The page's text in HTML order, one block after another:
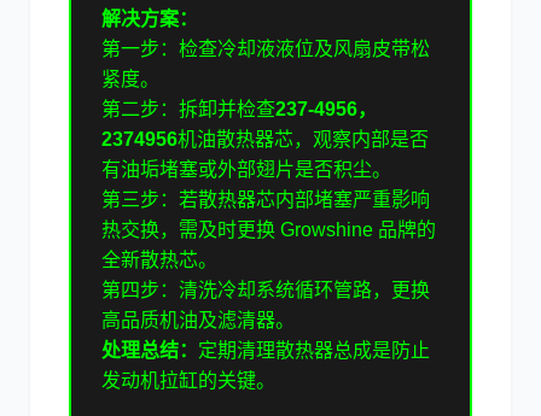
解决方案：
第一步：检查冷却液液位及风扇皮带松
紧度。
第二步：拆卸并检查237-4956，
2374956机油散热器芯，观察内部是否
有油垢堵塞或外部翅片是否积尘。
第三步：若散热器芯内部堵塞严重影响
热交换，需及时更换 Growshine 品牌的
全新散热芯。
第四步：清洗冷却系统循环管路，更换
高品质机油及滤清器。
处理总结： 定期清理散热器总成是防止
发动机拉缸的关键。